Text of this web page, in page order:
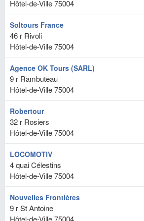
Hôtel-de-Ville75004
Soltours France
46 r Rivoli
Hôtel-de-Ville75004
Agence OK Tours (SARL)
9 r Rambuteau
Hôtel-de-Ville75004
Robertour
32 r Rosiers
Hôtel-de-Ville75004
LOCOMOTIV
4 quai Célestins
Hôtel-de-Ville75004
Nouvelles Frontières
9 r St Antoine
Hôtel-de-Ville75004